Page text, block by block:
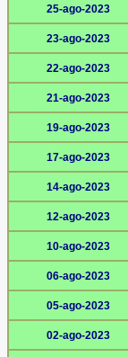
25-ago-2023
23-ago-2023
22-ago-2023
21-ago-2023
19-ago-2023
17-ago-2023
14-ago-2023
12-ago-2023
10-ago-2023
06-ago-2023
05-ago-2023
02-ago-2023